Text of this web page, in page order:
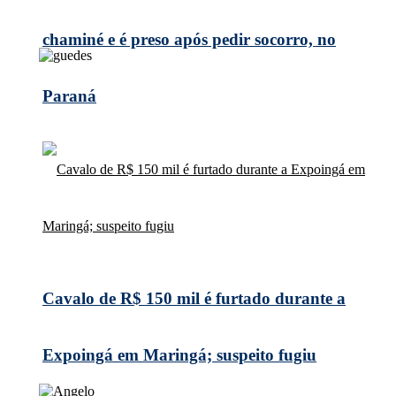
chaminé e é preso após pedir socorro, no
Paraná
Cavalo de R$ 150 mil é furtado durante a
Expoingá em Maringá; suspeito fugiu